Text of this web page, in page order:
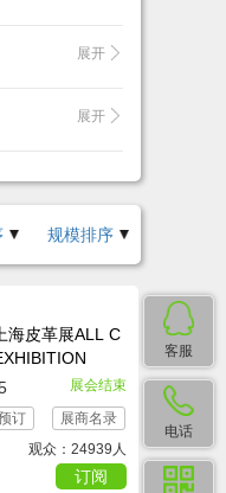
展开
展开
规模排序
海皮革展ALL C
LEATHER EXHIBITION
展会结束
订
展商名录
观众：24939人
订阅
客服
电话